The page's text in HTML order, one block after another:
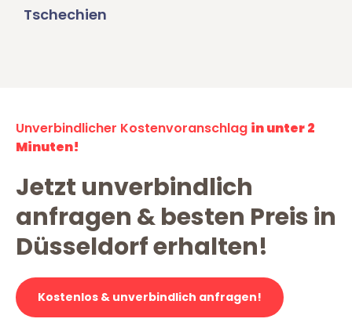
Tschechien
Unverbindlicher Kostenvoranschlag in unter 2
Minuten!
Jetzt unverbindlich
anfragen & besten Preis in
Düsseldorf erhalten!
Kostenlos & unverbindlich anfragen!